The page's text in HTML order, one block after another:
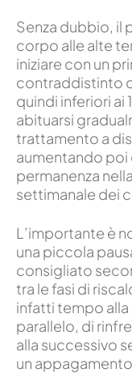
Senza dubbio, il
corpo alle alte
iniziare con un
contraddistinto
quindi inferiori ai
abituarsi
trattamento a
aumentando poi
permanenza
settimanale dei
L’importante è
una piccola
consigliato
tra le fasi di
infatti tempo alla
parallelo, di
alla successivo
un